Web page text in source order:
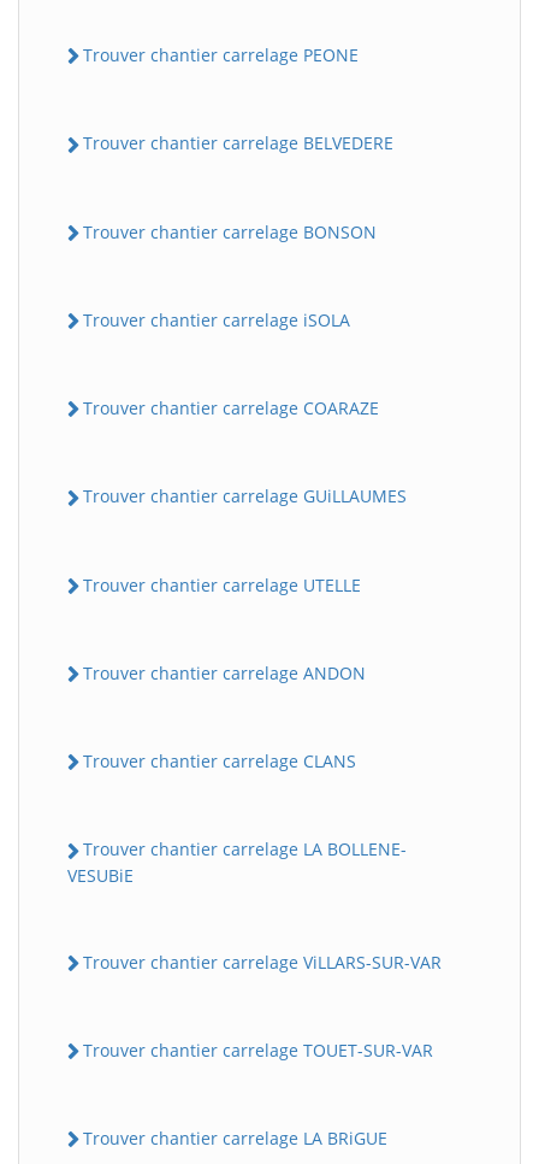
Trouver chantier carrelage PEONE
Trouver chantier carrelage BELVEDERE
Trouver chantier carrelage BONSON
Trouver chantier carrelage iSOLA
Trouver chantier carrelage COARAZE
Trouver chantier carrelage GUiLLAUMES
Trouver chantier carrelage UTELLE
Trouver chantier carrelage ANDON
Trouver chantier carrelage CLANS
Trouver chantier carrelage LA BOLLENE-
VESUBiE
Trouver chantier carrelage ViLLARS-SUR-VAR
Trouver chantier carrelage TOUET-SUR-VAR
Trouver chantier carrelage LA BRiGUE